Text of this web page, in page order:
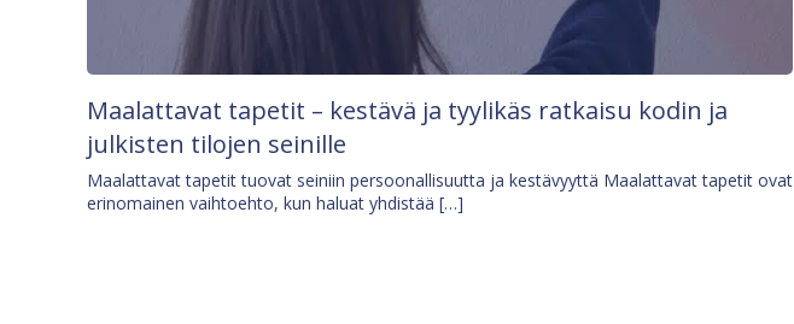
Maalattavat tapetit – kestävä ja tyylikäs ratkaisu kodin ja
julkisten tilojen seinille
Maalattavat tapetit tuovat seiniin persoonallisuutta ja kestävyyttä Maalattavat tapetit ovat
erinomainen vaihtoehto, kun haluat yhdistää […]